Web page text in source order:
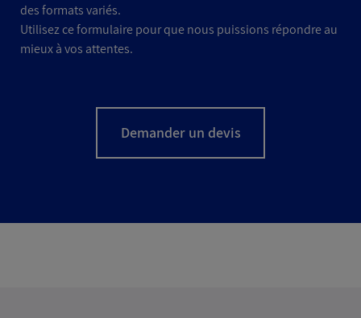
des formats variés.
Utilisez ce formulaire pour que nous puissions répondre au
mieux à vos attentes.
Demander un devis